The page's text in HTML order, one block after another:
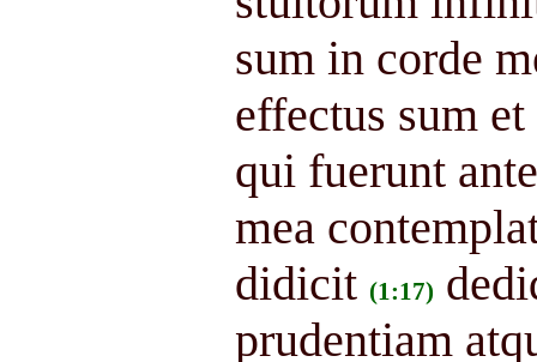
sum in corde
effectus sum
qui fuerunt
mea
didicit (1:17)
prudentiam